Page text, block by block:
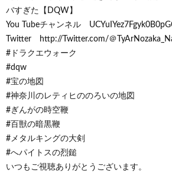
バすぎた【DQW】
You Tubeチャンネル
Twitter http://Twitter.com/＠
#ドラクエウォーク
#dqw
#宝の地図
#神奈川のレティヒののろいの地図
#ぎんがの時空鞭
#百獣の暗黒鞭
#メタルキングの大剣
#へパイトスの烈鎚
いつもご視聴ありがとうございます。